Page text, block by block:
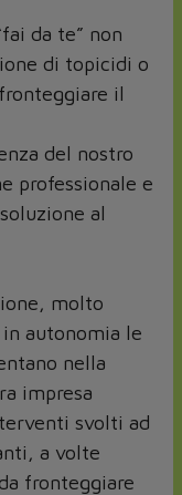
da te” non
di topicidi o
il
del nostro
professionale e
al
molto
autonomia le
nella
impresa
svolti ad
a volte
fronteggiare